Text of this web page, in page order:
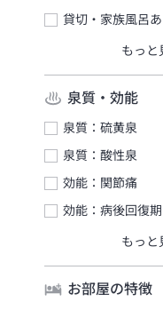
貸切・家族風呂あ
泉質・効能
泉質：硫黄泉
泉質：酸性泉
効能：関節痛
効能：病後回復期
お部屋の特徴